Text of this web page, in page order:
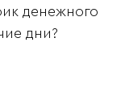
денежного
дни?